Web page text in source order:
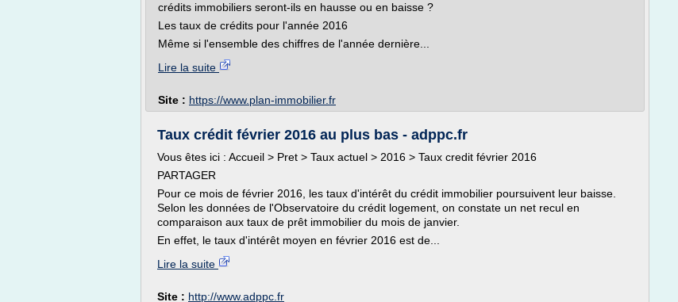
crédits immobiliers seront-ils en hausse ou en baisse ?
Les taux de crédits pour l'année 2016
Même si l'ensemble des chiffres de l'année dernière...
Lire la suite
Site : https://www.plan-immobilier.fr
Taux crédit février 2016 au plus bas - adppc.fr
Vous êtes ici : Accueil > Pret > Taux actuel > 2016 > Taux credit février 2016
PARTAGER
Pour ce mois de février 2016, les taux d'intérêt du crédit immobilier poursuivent leur baisse.
Selon les données de l'Observatoire du crédit logement, on constate un net recul en
comparaison aux taux de prêt immobilier du mois de janvier.
En effet, le taux d'intérêt moyen en février 2016 est de...
Lire la suite
Site : http://www.adppc.fr